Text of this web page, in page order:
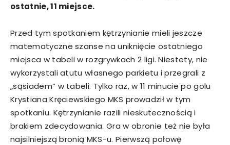
ostatnie, 11 miejsce.
Przed tym spotkaniem kętrzynianie mieli jeszcze
matematyczne szanse na uniknięcie ostatniego
miejsca w tabeli w rozgrywkach 2 ligi. Niestety, nie
wykorzystali atutu własnego parkietu i przegrali z
„sąsiadem” w tabeli. Tylko raz, w 11 minucie po golu
Krystiana Kręciewskiego MKS prowadził w tym
spotkaniu. Kętrzynianie razili nieskutecznością i
brakiem zdecydowania. Gra w obronie też nie była
najsilniejszą bronią MKS-u. Pierwszą połowę